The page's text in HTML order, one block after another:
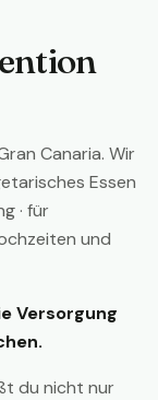
Canaria. Wir
Essen
· für
und
Versorgung
du nicht nur